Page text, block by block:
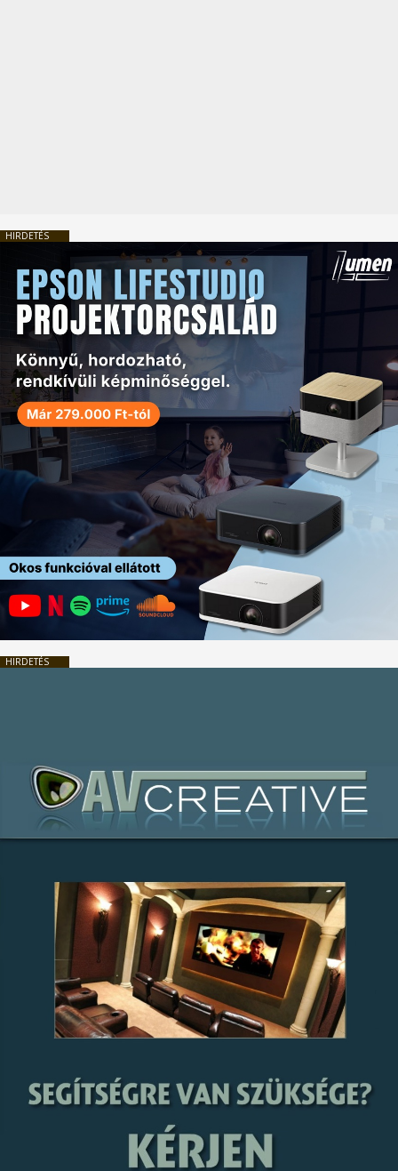
HIRDETÉS
HIRDETÉS